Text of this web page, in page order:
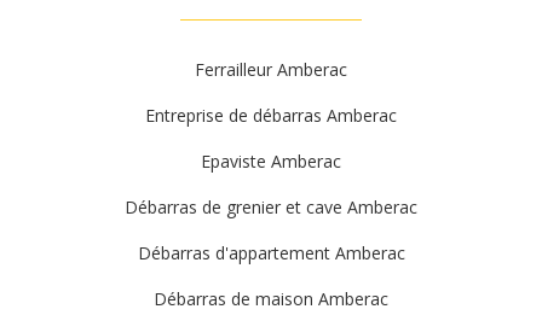
Ferrailleur Amberac
Entreprise de débarras Amberac
Epaviste Amberac
Débarras de grenier et cave Amberac
Débarras d'appartement Amberac
Débarras de maison Amberac